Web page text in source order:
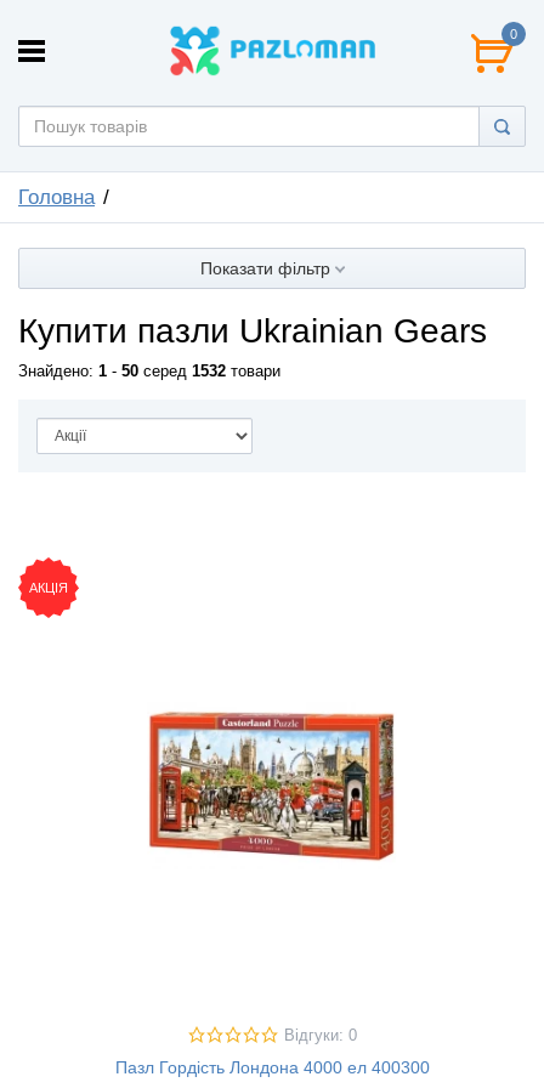
0
Головна
Показати фільтр
Купити пазли Ukrainian Gears
Знайдено: 1 - 50 серед 1532 товари
АКЦІЯ
Відгуки: 0
Пазл Гордість Лондона 4000 ел 400300